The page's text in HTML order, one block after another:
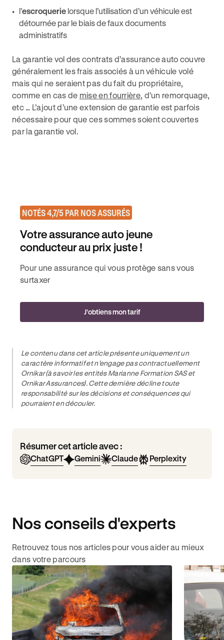
l’escroquerie lorsque l’utilisation d’un véhicule est
détournée par le biais de faux documents
administratifs
La garantie vol des contrats d’assurance auto couvre
généralement les frais associés à un véhicule volé
mais qui ne seraient pas du fait du propriétaire,
comme en cas de mise en fourrière, d'un remorquage,
etc … L’ajout d’une extension de garantie est parfois
nécessaire pour que ces sommes soient couvertes
par la garantie vol.
NOTÉS 4,7/5 PAR NOS ASSURÉS
Votre assurance auto jeune
conducteur au prix juste !
Pour une assurance qui vous protège sans vous
surtaxer
J'obtiens mon tarif
Le contenu dans cet article présente uniquement un
caractère informatif et n’engage pas contractuellement
Ornikar (à savoir les entités Marianne Formation SAS et
Ornikar Assurances). Cette dernière décline toute
responsabilité sur les décisions et conséquences qui
pourraient en découler.
Résumer cet article avec :
ChatGPT Gemini Claude Perplexity
Nos conseils d'experts
Retrouvez tous nos articles pour vous aider au mieux
dans votre parcours